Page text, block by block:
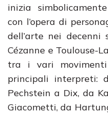
inizia
con l’opera di
dell’arte nei
Cézanne e Toulouse-
tra i vari
principali interpreti:
Pechstein a Dix, da
Giacometti, da